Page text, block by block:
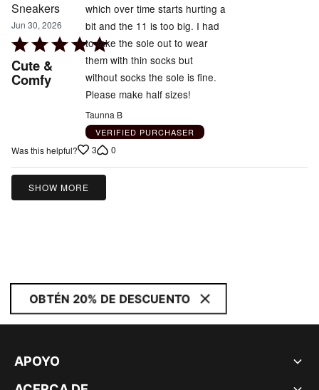
Jun 30, 2026
Rated
5
out
Cute &
Comfy
which over time starts hurting a
bit and the 11 is too big. I had
to take the sole out to wear
them with thin socks but
without socks the sole is fine.
Please make half sizes!
Taunna B
VERIFIED PURCHASER
Was this helpful? 3 0
SHOW MORE
OBTÉN 20% DE DESCUENTO
APOYO